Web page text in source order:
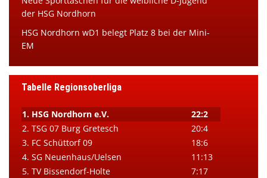
der HSG Nordhorn
HSG Nordhorn wD1 belegt Platz 8 bei der Mini-
EM
Tabelle Regionsoberliga
1. HSG Nordhorn e.V.
22:2
2. TSG 07 Burg Gretesch
20:4
3. FC Schüttorf 09
18:6
4. SG Neuenhaus/Uelsen
11:13
5. TV Bissendorf-Holte
7:17